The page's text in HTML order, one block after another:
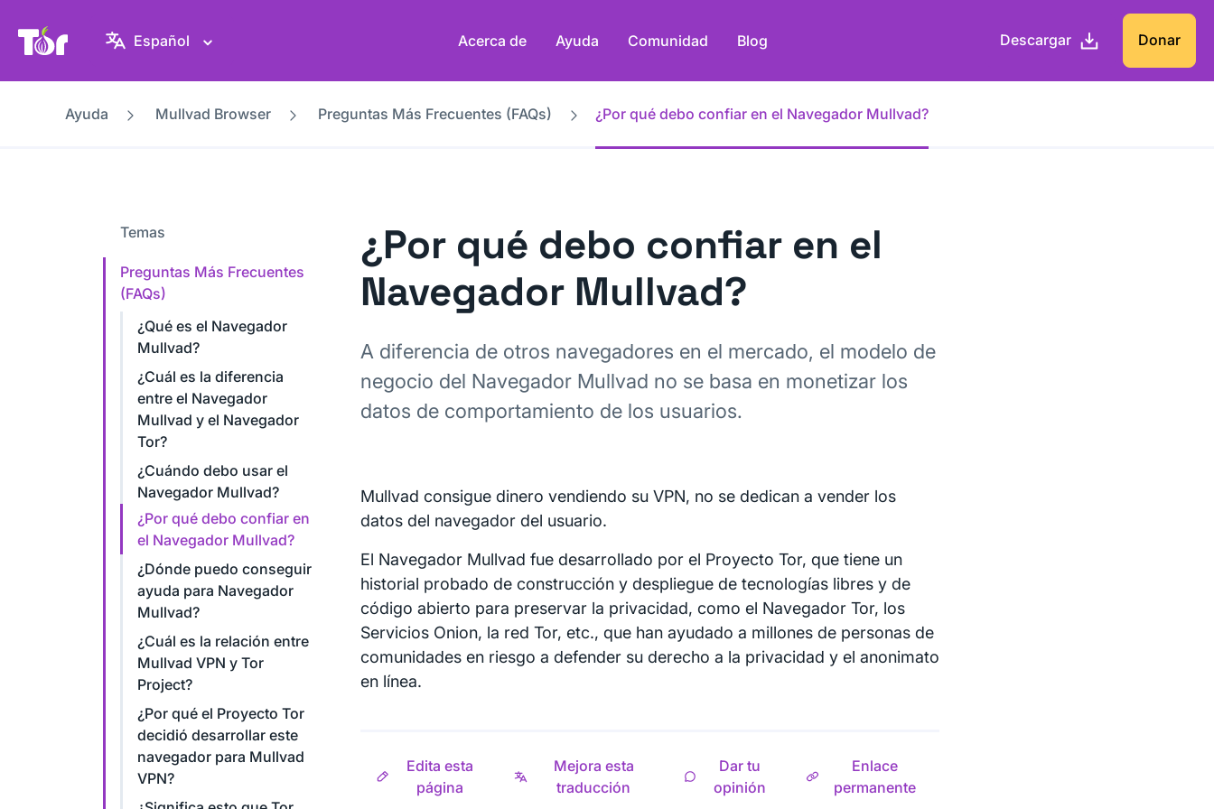
Web del Proyecto Tor
Español Acerca de Ayuda Comunidad Blog Descargar Donar
Ayuda Mullvad Browser Preguntas Más Frecuentes (FAQs) ¿Por qué debo confiar en el Navegador Mullvad?
Temas
Preguntas Más Frecuentes
(FAQs)
¿Qué es el Navegador
Mullvad?
¿Cuál es la diferencia
entre el Navegador
Mullvad y el Navegador
Tor?
¿Cuándo debo usar el
Navegador Mullvad?
¿Por qué debo confiar en
el Navegador Mullvad?
¿Dónde puedo conseguir
ayuda para Navegador
Mullvad?
¿Cuál es la relación entre
Mullvad VPN y Tor
Project?
¿Por qué el Proyecto Tor
decidió desarrollar este
navegador para Mullvad
VPN?
¿Por qué debo confiar en el
Navegador Mullvad?
A diferencia de otros navegadores en el mercado, el modelo de
negocio del Navegador Mullvad no se basa en monetizar los
datos de comportamiento de los usuarios.
Mullvad consigue dinero vendiendo su VPN, no se dedican a vender los
datos del navegador del usuario.
El Navegador Mullvad fue desarrollado por el Proyecto Tor, que tiene un
historial probado de construcción y despliegue de tecnologías libres y de
código abierto para preservar la privacidad, como el Navegador Tor, los
Servicios Onion, la red Tor, etc., que han ayudado a millones de personas de
comunidades en riesgo a defender su derecho a la privacidad y el anonimato
en línea.
Edita esta
página
Mejora esta
traducción
Dar tu
opinión
Enlace
permanente